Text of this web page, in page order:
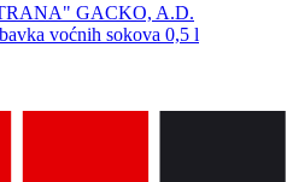
GACKO, A.D.
voćnih sokova 0,5 l